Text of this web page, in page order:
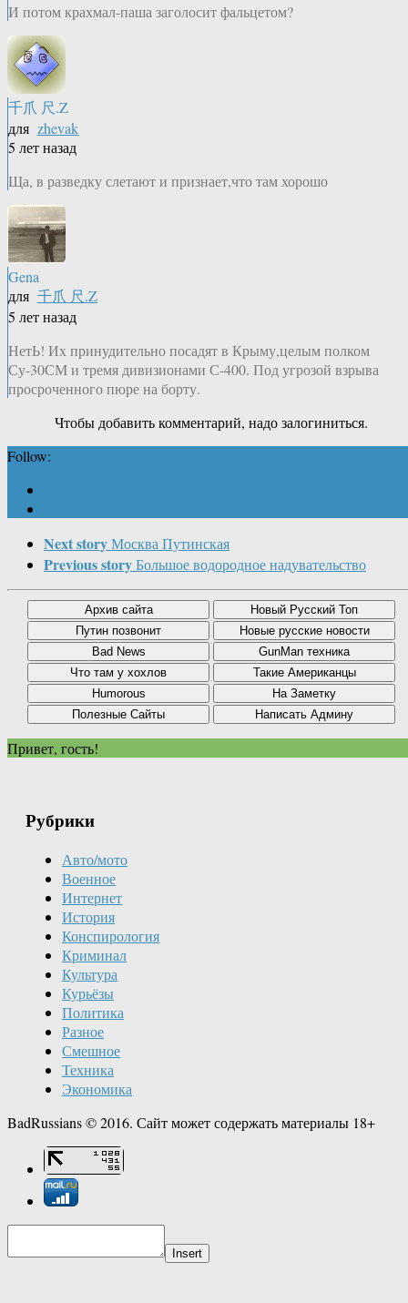
И потом крахмал-паша заголосит фальцетом?
千爪 尺.Z
для zhevak
5 лет назад
Ща, в разведку слетают и признает,что там хорошо
Gena
для 千爪 尺.Z
5 лет назад
НетЬ! Их принудительно посадят в Крыму,целым полком
Су-30СМ и тремя дивизионами С-400. Под угрозой взрыва
просроченного пюре на борту.
Чтобы добавить комментарий, надо залогиниться.
Follow:
Next storyМосква Путинская
Previous storyБольшое водородное надувательство
Привет, гость!
Рубрики
Авто/мото
Военное
Интернет
История
Конспирология
Криминал
Культура
Курьёзы
Политика
Разное
Смешное
Техника
Экономика
BadRussians © 2016. Сайт может содержать материалы 18+
Insert